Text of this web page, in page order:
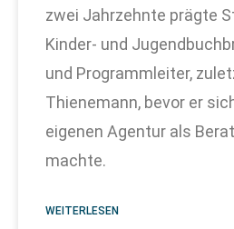
zwei Jahrzehnte prägte
Kinder- und
und Programmleiter,
Thienemann, bevor er
eigenen Agentur als
machte.
WEITERLESEN